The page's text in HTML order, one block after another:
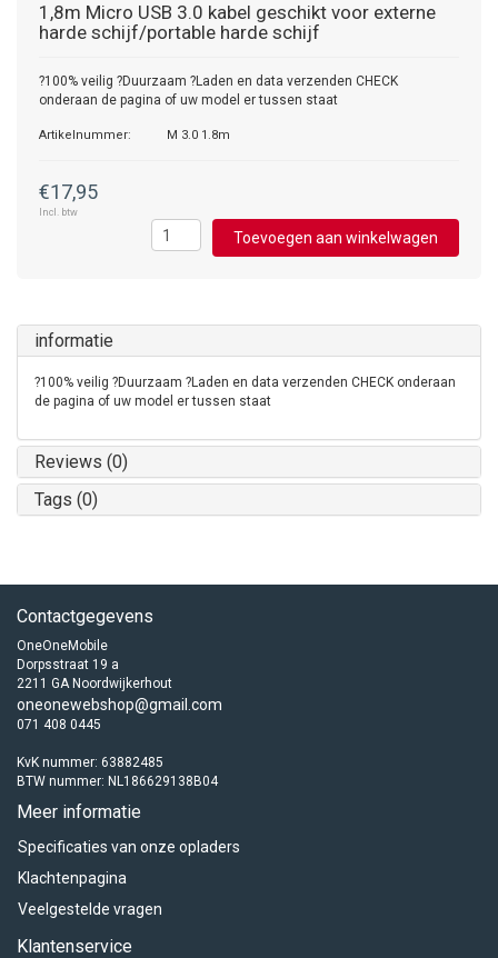
1,8m Micro USB 3.0 kabel geschikt voor externe
harde schijf/portable harde schijf
?100% veilig ?Duurzaam ?Laden en data verzenden CHECK
onderaan de pagina of uw model er tussen staat
Artikelnummer: M 3.0 1.8m
€17,95
Incl. btw
Toevoegen aan winkelwagen
informatie
?100% veilig ?Duurzaam ?Laden en data verzenden CHECK onderaan
de pagina of uw model er tussen staat
Reviews (0)
Tags (0)
Contactgegevens
OneOneMobile
Dorpsstraat 19 a
2211 GA Noordwijkerhout
oneonewebshop@gmail.com
071 408 0445
KvK nummer: 63882485
BTW nummer: NL186629138B04
Meer informatie
Specificaties van onze opladers
Klachtenpagina
Veelgestelde vragen
Klantenservice